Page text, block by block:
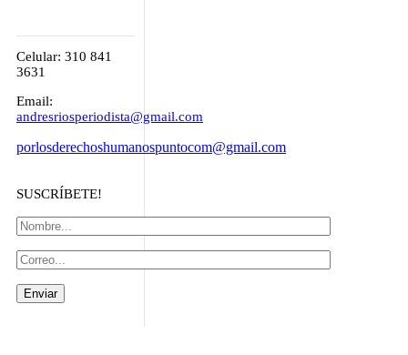
Celular: 310 841
3631
Email:
andresriosperiodista@gmail.com
porlosderechoshumanospuntocom@gmail.com
SUSCRÍBETE!